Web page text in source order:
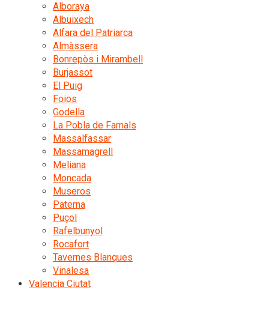
Alboraya
Albuixech
Alfara del Patriarca
Almàssera
Bonrepòs i Mirambell
Burjassot
El Puig
Foios
Godella
La Pobla de Farnals
Massalfassar
Massamagrell
Meliana
Moncada
Museros
Paterna
Puçol
Rafelbunyol
Rocafort
Tavernes Blanques
Vinalesa
Valencia Ciutat